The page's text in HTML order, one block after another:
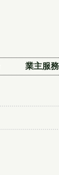
業主服務